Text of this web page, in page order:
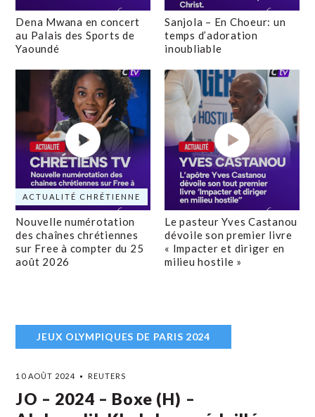
Dena Mwana en concert
au Palais des Sports de
Yaoundé
Sanjola – En Choeur: un
temps d’adoration
inoubliable
ACTUALITÉ CHRÉTIENNE
Nouvelle numérotation
des chaînes chrétiennes
sur Free à compter du 25
août 2026
Le pasteur Yves Castanou
dévoile son premier livre
« Impacter et diriger en
milieu hostile »
JEUX OLYMPIQUES DE PARIS 2024
10 AOÛT 2024 REUTERS
JO – 2024 – Boxe (H) –